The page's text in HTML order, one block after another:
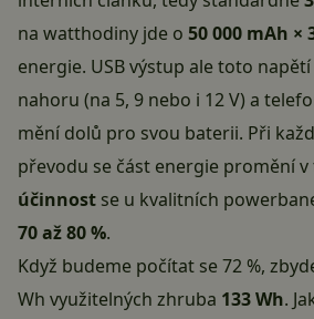
na watthodiny jde o 50 000 mAh ×
energie. USB výstup ale toto
nahoru (na 5, 9 nebo i 12 V) a
mění dolů pro svou baterii. Při
převodu se část energie promění
účinnost se u kvalitních
70 až 80 %.
Když budeme počítat se 72 %,
Wh využitelných zhruba 133 Wh.